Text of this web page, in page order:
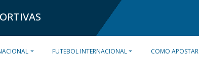
FUTEBOL INTERNACIONAL COMO APOSTAR